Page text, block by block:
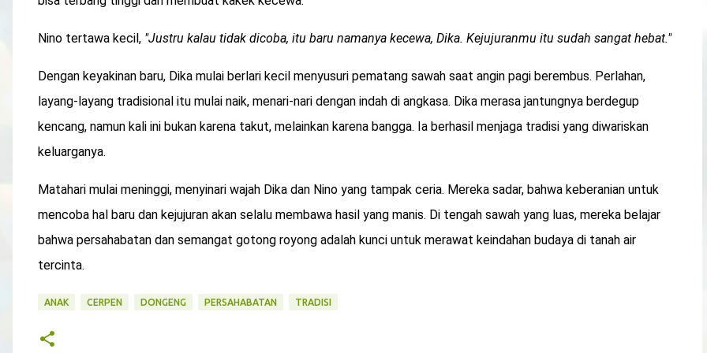
Nino tertawa kecil, "Justru kalau tidak dicoba, itu baru namanya kecewa, Dika. Kejujuranmu itu sudah sangat hebat."
Dengan keyakinan baru, Dika mulai berlari kecil menyusuri pematang sawah saat angin pagi berembus. Perlahan,
layang-layang tradisional itu mulai naik, menari-nari dengan indah di angkasa. Dika merasa jantungnya berdegup
kencang, namun kali ini bukan karena takut, melainkan karena bangga. Ia berhasil menjaga tradisi yang diwariskan
keluarganya.
Matahari mulai meninggi, menyinari wajah Dika dan Nino yang tampak ceria. Mereka sadar, bahwa keberanian untuk
mencoba hal baru dan kejujuran akan selalu membawa hasil yang manis. Di tengah sawah yang luas, mereka belajar
bahwa persahabatan dan semangat gotong royong adalah kunci untuk merawat keindahan budaya di tanah air
tercinta.
ANAK CERPEN DONGENG PERSAHABATAN TRADISI